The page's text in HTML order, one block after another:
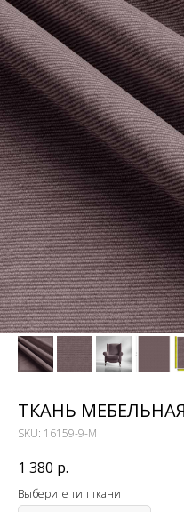
ТКАНЬ
SKU: 16159-9-M
1 380 р.
Выберите тип ткани